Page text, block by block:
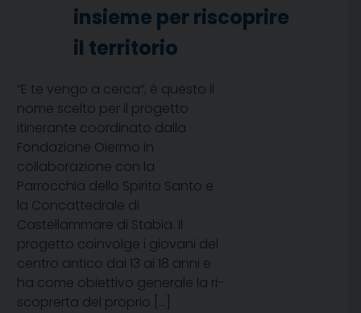
insieme per riscoprire
il territorio
“E te vengo a cerca“, è questo il
nome scelto per il progetto
itinerante coordinato dalla
Fondazione Oiermo in
collaborazione con la
Parrocchia dello Spirito Santo e
la Concattedrale di
Castellammare di Stabia. Il
progetto coinvolge i giovani del
centro antico dai 13 ai 18 anni e
ha come obiettivo generale la ri-
scoprerta del proprio […]